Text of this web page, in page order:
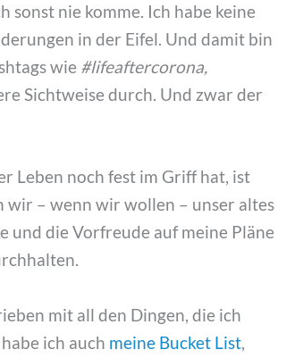
sonst nie komme. Ich habe keine
in der Eifel. Und damit bin
wie #lifeaftercorona,
Sichtweise durch. Und zwar der
Leben noch fest im Griff hat, ist
wir – wenn wir wollen – unser altes
und die Vorfreude auf meine Pläne
mit all den Dingen, die ich
ich auch meine Bucket List,